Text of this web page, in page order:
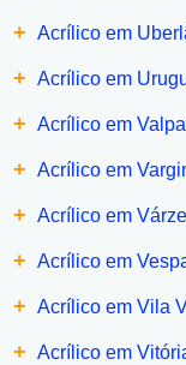
+ Acrílico em
+ Acrílico em
+ Acrílico em
+ Acrílico em
+ Acrílico em
+ Acrílico em
+ Acrílico em Vila
+ Acrílico em